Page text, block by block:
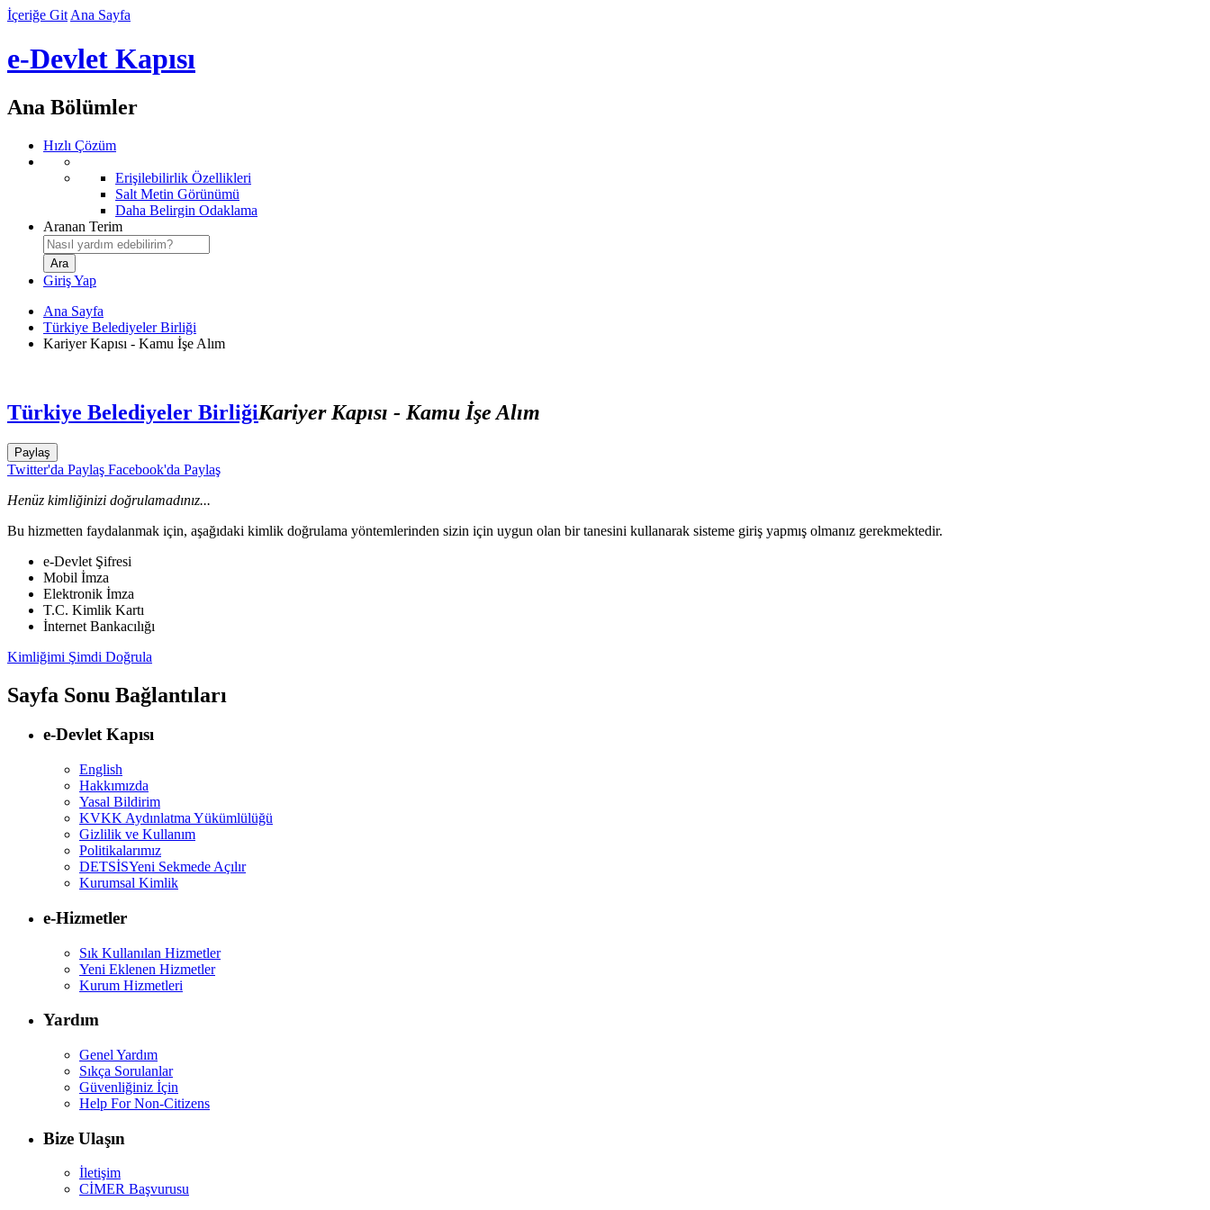
İçeriğe Git Ana Sayfa
e-Devlet Kapısı
Ana Bölümler
Hızlı Çözüm
Erişilebilirlik Özellikleri
Salt Metin Görünümü
Daha Belirgin Odaklama
Aranan Terim
Giriş Yap
Ana Sayfa
Türkiye Belediyeler Birliği
Kariyer Kapısı - Kamu İşe Alım
Türkiye Belediyeler BirliğiKariyer Kapısı - Kamu İşe Alım
Paylaş
Twitter'da Paylaş Facebook'da Paylaş
Henüz kimliğinizi doğrulamadınız...
Bu hizmetten faydalanmak için, aşağıdaki kimlik doğrulama yöntemlerinden sizin için uygun olan bir tanesini kullanarak sisteme giriş yapmış olmanız gerekmektedir.
e-Devlet Şifresi
Mobil İmza
Elektronik İmza
T.C. Kimlik Kartı
İnternet Bankacılığı
Kimliğimi Şimdi Doğrula
Sayfa Sonu Bağlantıları
e-Devlet Kapısı
English
Hakkımızda
Yasal Bildirim
KVKK Aydınlatma Yükümlülüğü
Gizlilik ve Kullanım
Politikalarımız
DETSİSYeni Sekmede Açılır
Kurumsal Kimlik
e-Hizmetler
Sık Kullanılan Hizmetler
Yeni Eklenen Hizmetler
Kurum Hizmetleri
Yardım
Genel Yardım
Sıkça Sorulanlar
Güvenliğiniz İçin
Help For Non-Citizens
Bize Ulaşın
İletişim
CİMER Başvurusu